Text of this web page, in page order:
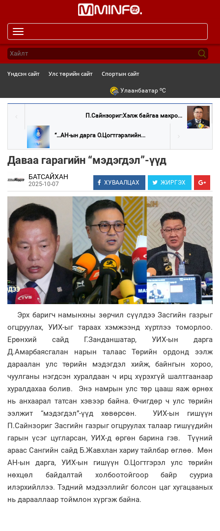
navigation
Үндсэн сайт Улс төрийн сайт Спортын сайт
Улаанбаатар oC
П.Сайнзориг:Хэлж байгаа макро...
“…АН-ын дарга О.Цогтгэрэлийн...
Даваа гарагийн “мэдэгдэл”-үүд
БАТСАЙХАН
2025-10-07 ХУВААЛЦАХ ЖИРГЭХ
Эрх баригч намынхны зөрчил сүүлдээ Засгийн газрыг
огцруулах, УИХ-ыг тараах хэмжээнд хүртлээ томорлоо.
Ерөнхий сайд Г.Занданшатар, УИХ-ын дарга
Д.Амарбаясгалан нарын талаас Төрийн ордонд ээлж
дараалан улс төрийн мэдэгдэл хийж, байнгын хороо,
чуулганы нэгдсэн хуралдаан ч ирц хүрэхгүй шалтгаанаар
хуралдахаа болив. Энэ намрын улс төр цааш яаж өрнөх
нь анхаарал татсан хэвээр байна. Өчигдөр ч улс төрийн
ээлжит “мэдэгдэл”-үүд хөвөрсөн. УИХ-ын гишүүн
П.Сайнзориг Засгийн газрыг огцруулах талаар гишүүдийн
гарын үсэг цугларсан, УИХ-д өргөн барина гэв. Түүний
араас Сангийн сайд Б.Жавхлан хариу тайлбар өглөө. Мөн
АН-ын дарга, УИХ-ын гишүүн О.Цогтгэрэл улс төрийн
нөхцөл байдалтай холбоотойгоор байр сууриа
илэрхийллээ. Тэдний мэдээллийг болсон цаг хугацааных
нь дарааллаар тоймлон хүргэж байна.